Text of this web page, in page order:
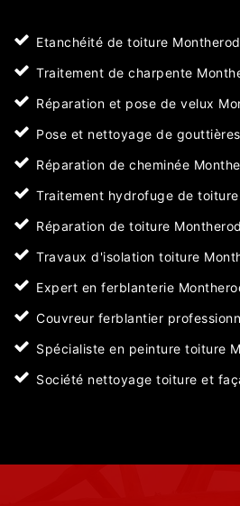
Etanchéité de toiture
Traitement de charpente
Réparation et pose de velux
Pose et nettoyage de
Réparation de cheminée
Traitement hydrofuge de
Réparation de toiture
Travaux d'isolation toiture
Expert en ferblanterie
Couvreur ferblantier
Spécialiste en peinture toiture
Société nettoyage toiture et